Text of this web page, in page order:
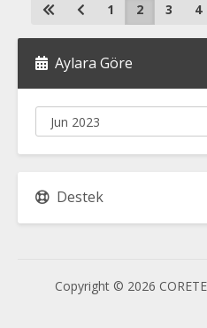
1 2 3 4
Aylara Göre
Destek
Copyright © 2026